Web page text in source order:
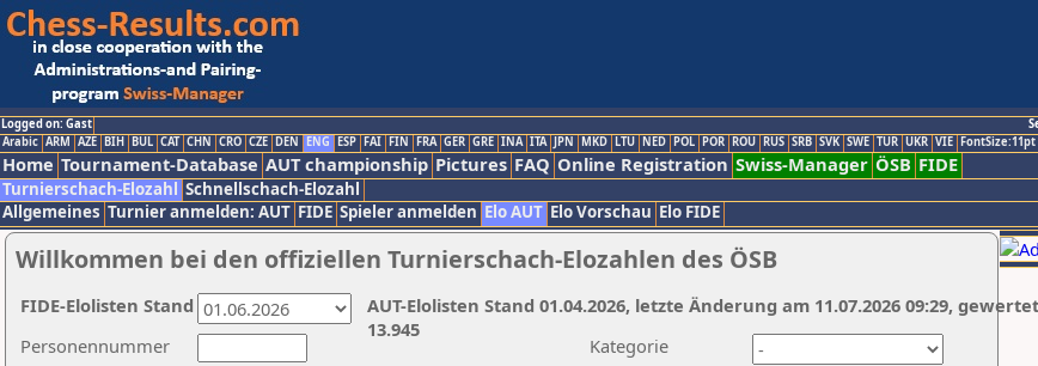
Logged on: Gast
Arabic ARM AZE BIH BUL CAT CHN CRO CZE DEN ENG ESP FAI FIN FRA GER GRE INA ITA JPN MKD LTU NED POL POR ROU RUS SRB SVK SWE TUR UKR VIE FontSize:11pt
Home Tournament-Database AUT championship Pictures FAQ Online Registration Swiss-Manager ÖSB FIDE
Turnierschach-Elozahl Schnellschach-Elozahl
Allgemeines Turnier anmelden: AUT FIDE Spieler anmelden Elo AUT Elo Vorschau Elo FIDE
Willkommen bei den offiziellen Turnierschach-Elozahlen des ÖSB
Kategorie
Personennummer
AUT-Elolisten Stand 01.04.2026, letzte Änderung am 11.07.2026 09:29,
13.945
FIDE-Elolisten Stand